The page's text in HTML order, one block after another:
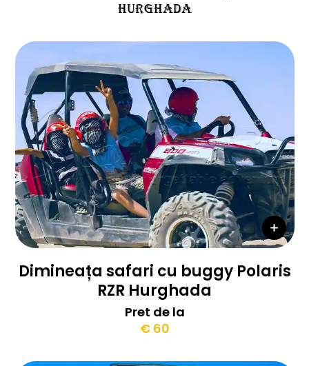
Hurghada
Dimineața safari cu buggy Polaris
RZR Hurghada
Pret de la
€ 60